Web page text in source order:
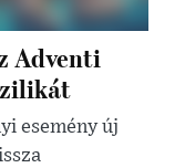
Adventi
esemény új